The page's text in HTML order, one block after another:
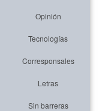
Opinión
Tecnologías
Corresponsales
Letras
Sin barreras